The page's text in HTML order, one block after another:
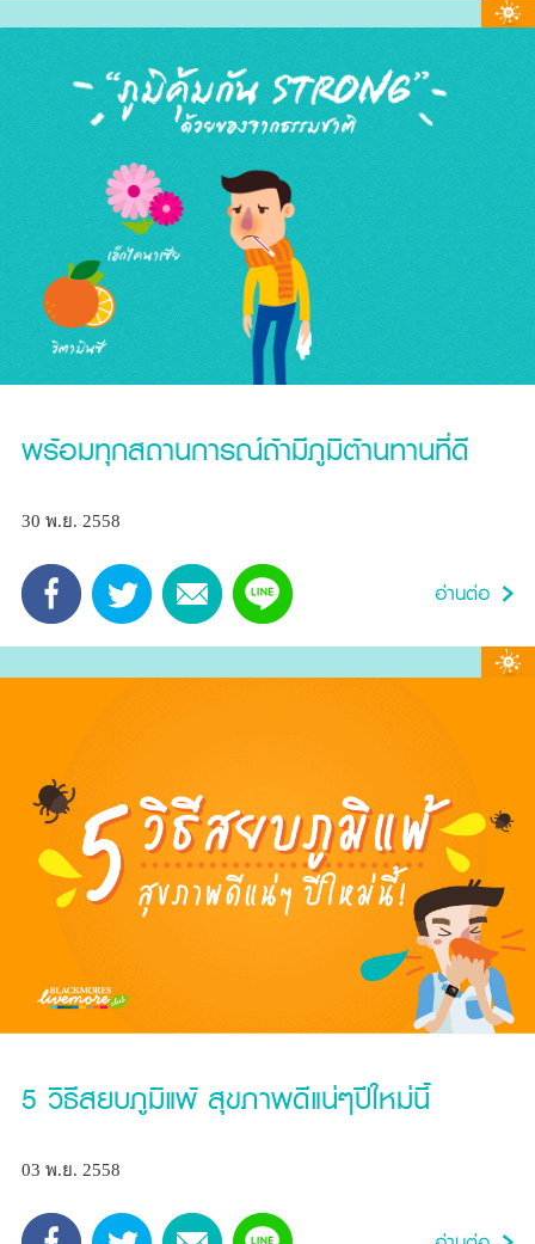
พร้อมทุกสถานการณ์ถ้ามีภูมิต้านทานที่ดี
30 พ.ย. 2558
5 วิธีสยบภูมิแพ้ สุขภาพดีแน่ๆปีใหม่นี้
03 พ.ย. 2558